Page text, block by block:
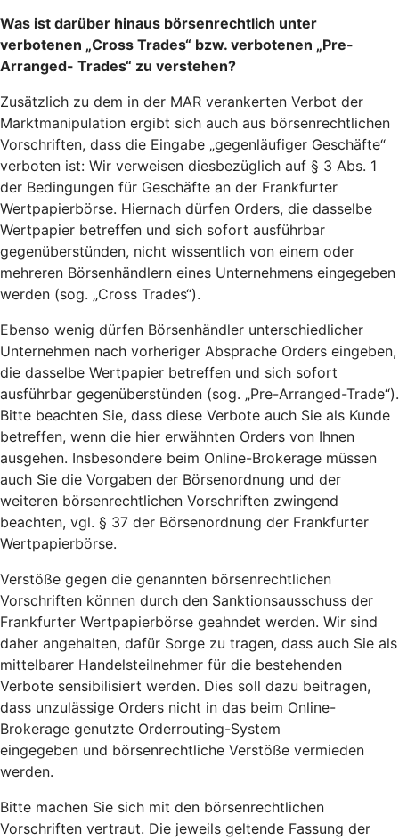
Was ist darüber hinaus börsenrechtlich unter
verbotenen „Cross Trades“ bzw. verbotenen „Pre-
Arranged- Trades“ zu verstehen?
Zusätzlich zu dem in der MAR verankerten Verbot der
Marktmanipulation ergibt sich auch aus börsenrechtlichen
Vorschriften, dass die Eingabe „gegenläufiger Geschäfte“
verboten ist: Wir verweisen diesbezüglich auf § 3 Abs. 1
der Bedingungen für Geschäfte an der Frankfurter
Wertpapierbörse. Hiernach dürfen Orders, die dasselbe
Wertpapier betreffen und sich sofort ausführbar
gegenüberstünden, nicht wissentlich von einem oder
mehreren Börsenhändlern eines Unternehmens eingegeben
werden (sog. „Cross Trades“).
Ebenso wenig dürfen Börsenhändler unterschiedlicher
Unternehmen nach vorheriger Absprache Orders eingeben,
die dasselbe Wertpapier betreffen und sich sofort
ausführbar gegenüberstünden (sog. „Pre-Arranged-Trade“).
Bitte beachten Sie, dass diese Verbote auch Sie als Kunde
betreffen, wenn die hier erwähnten Orders von Ihnen
ausgehen. Insbesondere beim Online-Brokerage müssen
auch Sie die Vorgaben der Börsenordnung und der
weiteren börsenrechtlichen Vorschriften zwingend
beachten, vgl. § 37 der Börsenordnung der Frankfurter
Wertpapierbörse.
Verstöße gegen die genannten börsenrechtlichen
Vorschriften können durch den Sanktionsausschuss der
Frankfurter Wertpapierbörse geahndet werden. Wir sind
daher angehalten, dafür Sorge zu tragen, dass auch Sie als
mittelbarer Handelsteilnehmer für die bestehenden
Verbote sensibilisiert werden. Dies soll dazu beitragen,
dass unzulässige Orders nicht in das beim Online-
Brokerage genutzte Orderrouting-System
eingegeben und börsenrechtliche Verstöße vermieden
werden.
Bitte machen Sie sich mit den börsenrechtlichen
Vorschriften vertraut. Die jeweils geltende Fassung der